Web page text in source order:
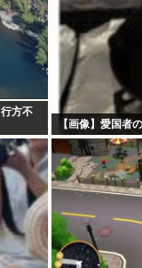
方不
【画像】愛国者